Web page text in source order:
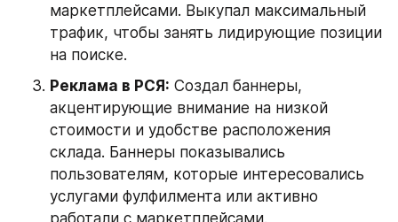
маркетплейсами. Выкупал максимальный
трафик, чтобы занять лидирующие позиции
на поиске.
Реклама в РСЯ: Создал баннеры,
акцентирующие внимание на низкой
стоимости и удобстве расположения
склада. Баннеры показывались
пользователям, которые интересовались
услугами фулфилмента или активно
работали с маркетплейсами.